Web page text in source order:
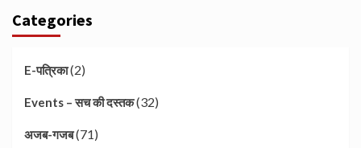
Categories
E-पत्रिका(2)
Events – सच की दस्तक(32)
अजब-गजब(71)